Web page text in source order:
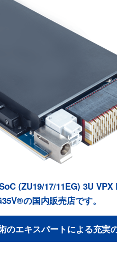
(ZU19/17/11EG) 3U
の国内販売店です。
のエキスパートによる充実